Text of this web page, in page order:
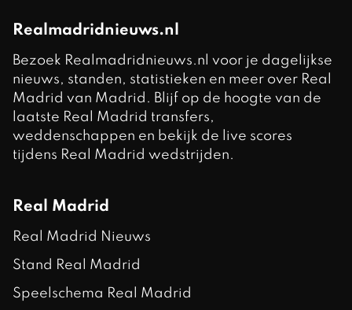
Realmadridnieuws.nl
Bezoek Realmadridnieuws.nl voor je dagelijkse
nieuws, standen, statistieken en meer over Real
Madrid van Madrid. Blijf op de hoogte van de
laatste Real Madrid transfers,
weddenschappen en bekijk de live scores
tijdens Real Madrid wedstrijden.
Real Madrid
Real Madrid Nieuws
Stand Real Madrid
Speelschema Real Madrid